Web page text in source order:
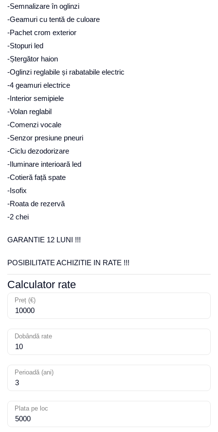
-Semnalizare în oglinzi
-Geamuri cu tentă de culoare
-Pachet crom exterior
-Stopuri led
-Ștergător haion
-Oglinzi reglabile și rabatabile electric
-4 geamuri electrice
-Interior semipiele
-Volan reglabil
-Comenzi vocale
-Senzor presiune pneuri
-Ciclu dezodorizare
-Iluminare interioară led
-Cotieră față spate
-Isofix
-Roata de rezervă
-2 chei
GARANTIE 12 LUNI !!!
POSIBILITATE ACHIZITIE IN RATE !!!
Calculator rate
Preț (€)
Dobândă rate
Perioadă (ani)
Plata pe loc